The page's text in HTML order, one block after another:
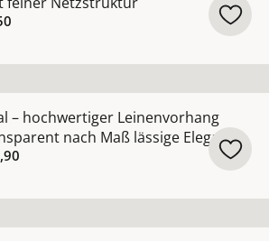
– hochwertiger Leinenvorhang
nach Maß lässige Eleganz